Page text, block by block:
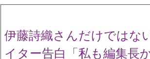
伊藤詩織さんだけではな
イター告白「私も編集長